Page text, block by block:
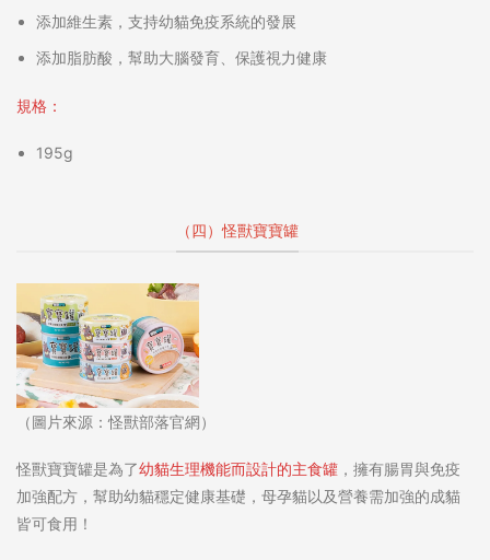
添加維生素，支持幼貓免疫系統的發展
添加脂肪酸，幫助大腦發育、保護視力健康
規格：
195g
（四）怪獸寶寶罐
（圖片來源：怪獸部落官網）
怪獸寶寶罐是為了幼貓生理機能而設計的主食罐 ，擁有腸胃與免疫
加強配方，幫助幼貓穩定健康基礎，母孕貓以及營養需加強的成貓
皆可食用！